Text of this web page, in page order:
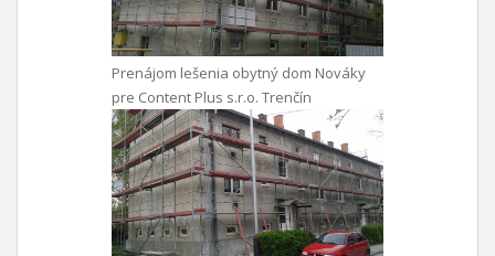
Prenájom lešenia obytný dom Nováky
pre Content Plus s.r.o. Trenčín